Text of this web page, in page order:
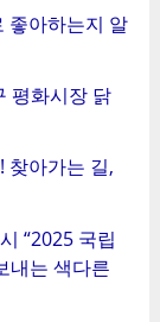
좋아하는지 알
평화시장 닭
찾아가는 길,
“2025 국립
내는 색다른